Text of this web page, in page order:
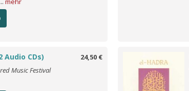
24,50 €
Audio CDs)
Music Festival